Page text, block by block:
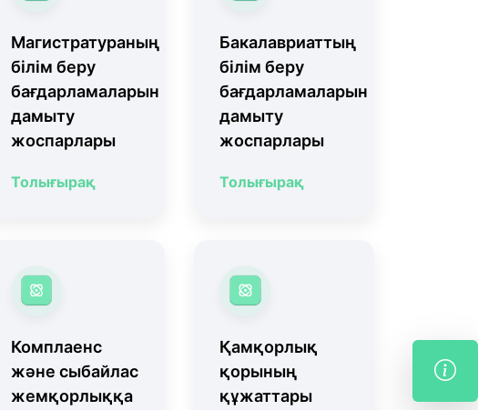
Магистратураның
білім беру
бағдарламаларын
дамыту
жоспарлары
Толығырақ
Бакалавриаттың
білім беру
бағдарламаларын
дамыту
жоспарлары
Толығырақ
Комплаенс
және сыбайлас
жемқорлыққа
Қамқорлық
қорының
құжаттары